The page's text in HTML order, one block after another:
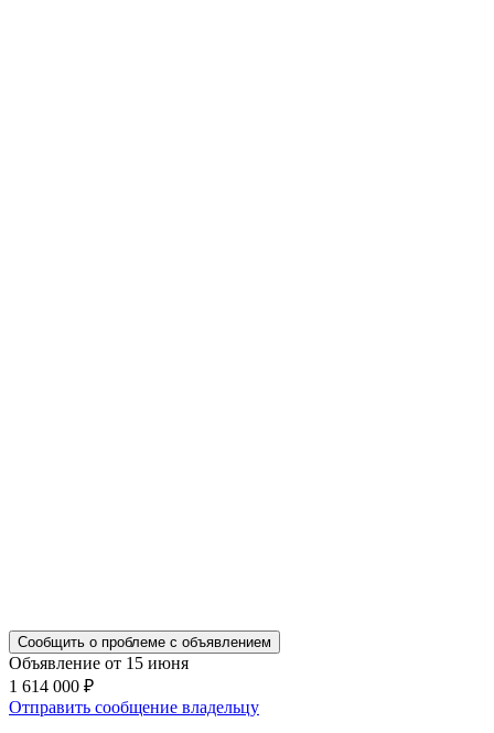
Сообщить о проблеме с объявлением
Объявление от 15 июня
1 614 000 ₽
Отправить сообщение владельцу